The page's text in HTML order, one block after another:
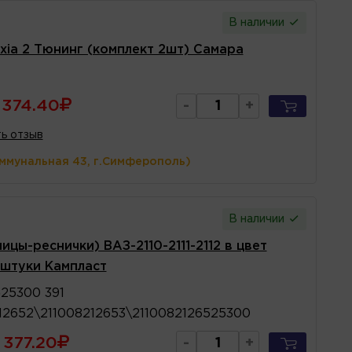
В наличии
2 Тюнинг (комплект 2шт) Самара
374.40 - +
отзыв
43, г.Симферополь)
В наличии
реснички) ВАЗ-2110-2111-2112 в цвет
Кампласт
391
377.20 - +